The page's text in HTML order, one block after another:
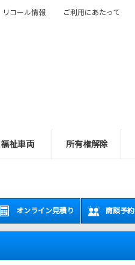
福祉車両 所有権解除
リコール情報 ご利用にあたって
オンライン見積り 商談予約